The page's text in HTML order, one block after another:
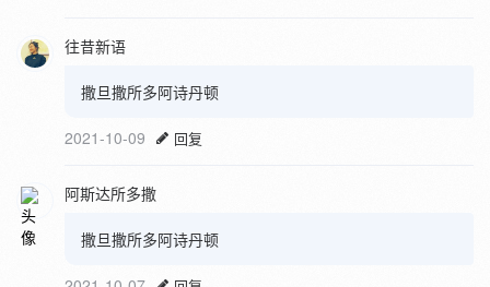
往昔新语
撒旦撒所多阿诗丹顿
2021-10-09 回复
阿斯达所多撒
撒旦撒所多阿诗丹顿